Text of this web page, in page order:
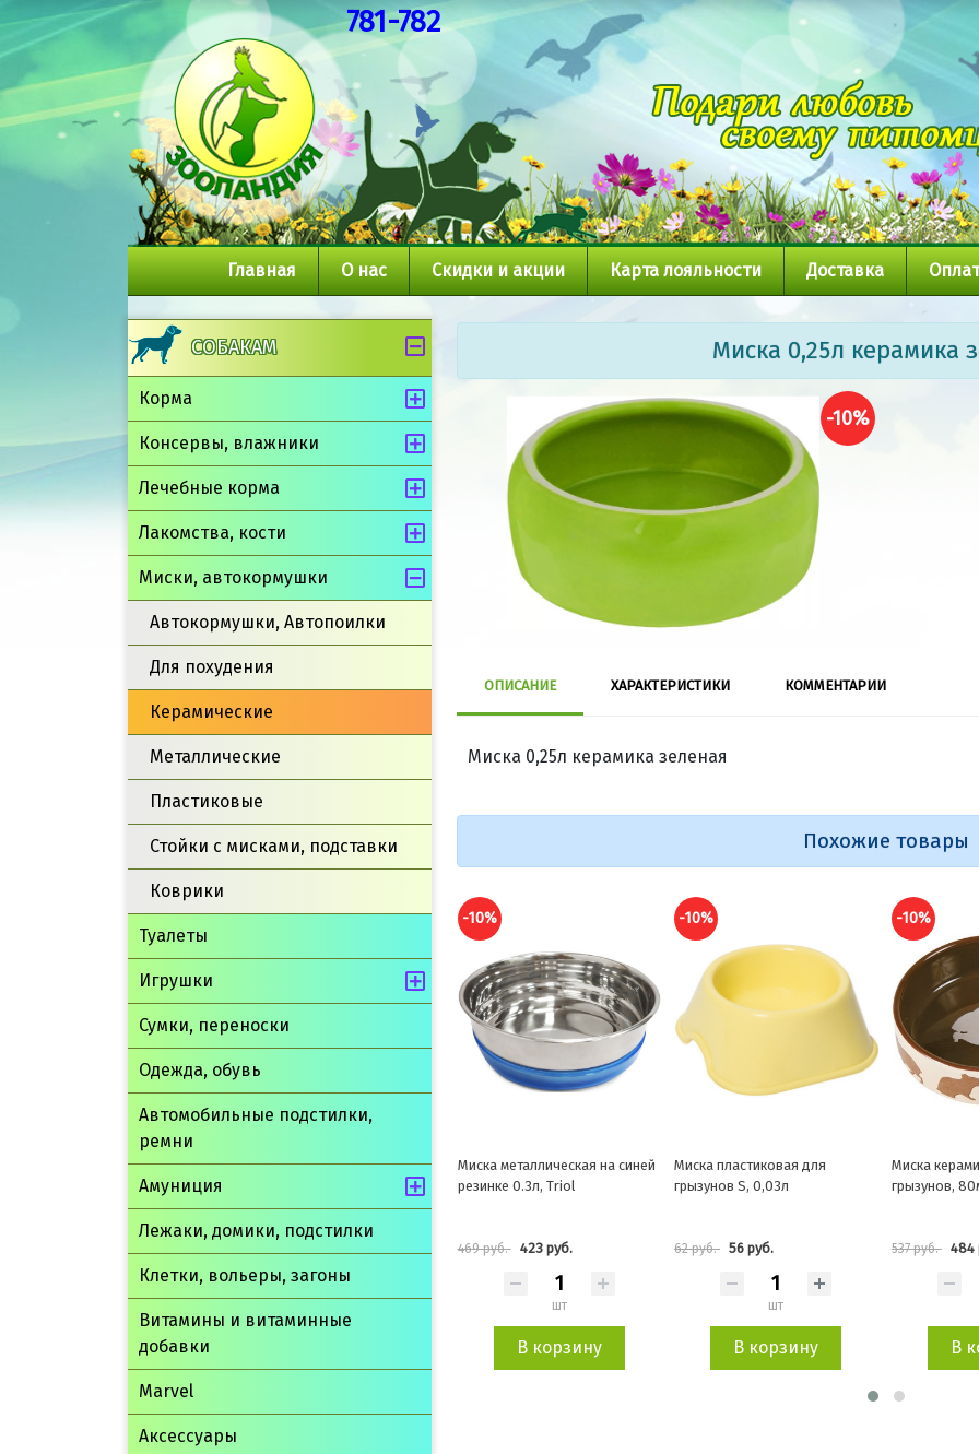
781-782
Главная О нас Скидки и акции Карта лояльности Доставка
СОБАКАМ
Корма
Консервы, влажники
Лечебные корма
Лакомства, кости
Миски, автокормушки
Автокормушки, Автопоилки
Для похудения
Керамические
Металлические
Пластиковые
Стойки с мисками, подставки
Коврики
Туалеты
Игрушки
Сумки, переноски
Одежда, обувь
Автомобильные подстилки,
ремни
Амуниция
Лежаки, домики, подстилки
Клетки, вольеры, загоны
Витамины и витаминные
добавки
Marvel
Аксессуары
Миска 0,25л керамика
-10%
ОПИСАНИЕ ХАРАКТЕРИСТИКИ КОММЕНТАРИИ
Миска 0,25л керамика зеленая
Похожие товары
-10%
Миска металлическая на cиней
-10%
Миска пластиковая для
грызунов S, 0,03л
62 руб. 56 руб.
шт
В корзину
-10%
Миска керамическая для
грызунов, 80мл/8см
537 руб. 484 руб.
шт
В корзину
-10%
Миска для
пластиковая
385 руб. 347
В